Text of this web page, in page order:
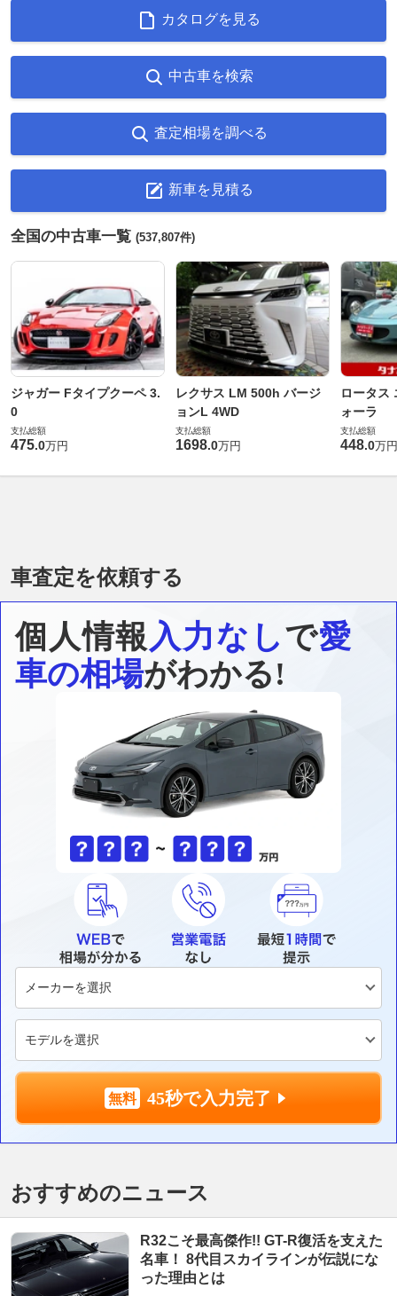
カタログを見る
中古車を検索
査定相場を調べる
新車を見積る
全国の中古車一覧 (537,807件)
ジャガー Fタイプクーペ 3.
0
支払総額
475.0万円
レクサス LM 500h バージ
ョンL 4WD
支払総額
1698.0万円
ロータス
ォーラ
支払総額
448.0万円
車査定を依頼する
個人情報入力なしで愛
車の相場がわかる!
45秒で入力完了
おすすめのニュース
R32こそ最高傑作!! GT-R復活を支えた
名車！ 8代目スカイラインが伝説にな
った理由とは